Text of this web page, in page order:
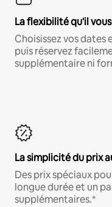
La flexibilité qu'il
Choisissez vos
puis réservez
supplémentaire ni
La simplicité du prix
Des prix spéciaux
longue durée et un
supplémentaires.*